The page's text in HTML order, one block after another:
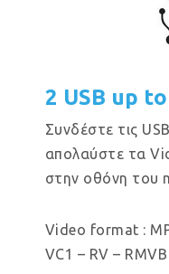
2 USB up
Συνδέστε τις
απολαύστε τα
στην οθόνη του
Video format :
VC1 – RV –